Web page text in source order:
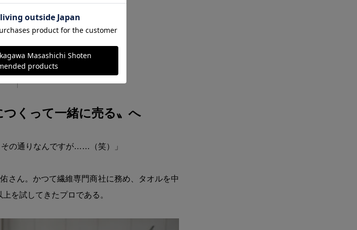
くって一緒に売る〟へ
その通りなんですが……（笑）」
さん。かつて繊維専門商社に務め、タオルを中
を試してきたプロである。